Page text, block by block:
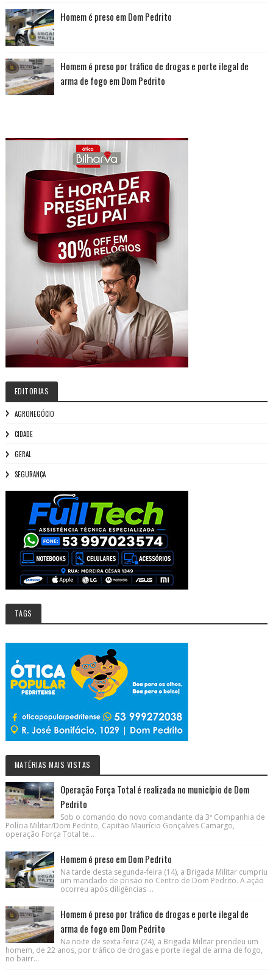
Homem é preso em Dom Pedrito
Homem é preso por tráfico de drogas e porte ilegal de
arma de fogo em Dom Pedrito
EDITORIAS
AGRONEGÓCIO
CIDADE
GERAL
SEGURANÇA
TAGS
MATÉRIAS MAIS VISTAS
Operação Força Total é realizada no município de Dom
Pedrito
Sob o comando do novo comandante da 3ª Companhia de
Polícia Militar/Dom Pedrito, Capitão Maurício Gonçalves Camargo,
operação Força Total te...
Homem é preso em Dom Pedrito
Na tarde desta segunda-feira (14), a Brigada Militar cumpriu
um mandado de prisão no Centro de Dom Pedrito. A ação
ocorreu após diligências ...
Homem é preso por tráfico de drogas e porte ilegal de
arma de fogo em Dom Pedrito
Na noite de sexta-feira (24), a Brigada Militar prendeu um
homem, de 22 anos, por tráfico de drogas e porte ilegal de arma de fogo,
no bairr...